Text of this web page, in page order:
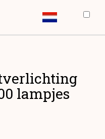
lampjes